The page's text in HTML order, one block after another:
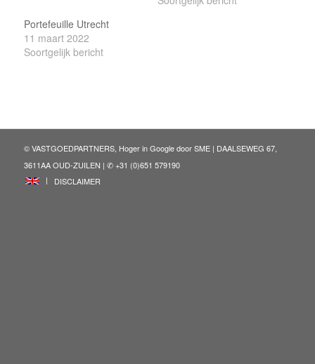
Portefeuille Utrecht
11 maart 2022
Soortgelijk bericht
© VASTGOEDPARTNERS, Hoger in Google doorSME| DAALSEWEG 67,
3611AA OUD-ZUILEN | ✆ +31 (0)651 579190
ENG
DISCLAIMER